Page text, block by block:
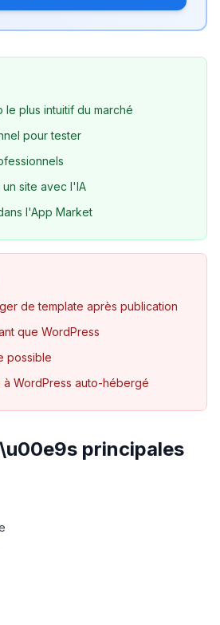
le plus intuitif du marché
pour tester
site avec l'IA
l'App Market
de template après publication
que WordPress
possible
WordPress auto-hébergé
principales